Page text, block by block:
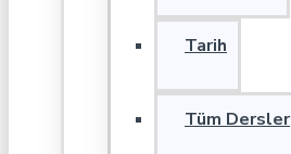
Tarih
Tüm Dersler